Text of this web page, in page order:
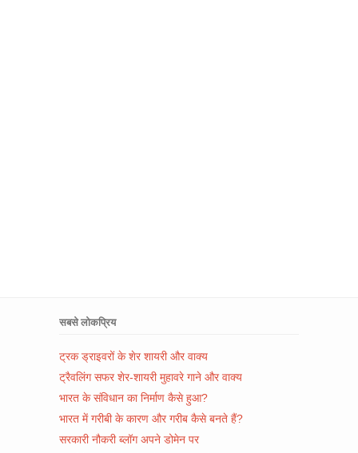
सबसे लोकप्रिय
ट्रक ड्राइवरों के शेर शायरी और वाक्य
ट्रैवलिंग सफर शेर-शायरी मुहावरे गाने और वाक्य
भारत के संविधान का निर्माण कैसे हुआ?
भारत में गरीबी के कारण और गरीब कैसे बनते हैं?
सरकारी नौकरी ब्लॉग अपने डोमेन पर